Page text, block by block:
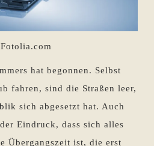
hat begonnen. Selbst
fahren, sind die Straßen leer,
sich abgesetzt hat. Auch
Eindruck, dass sich alles
Übergangszeit ist, die erst